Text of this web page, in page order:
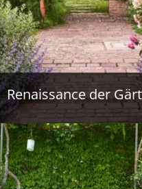
Renaissance der